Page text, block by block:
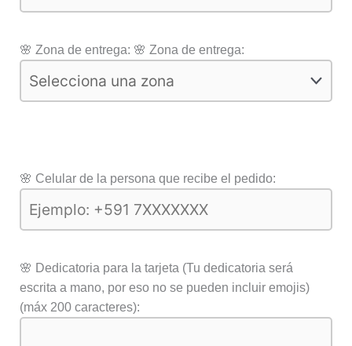
🌸 Zona de entrega: 🌸 Zona de entrega:
🌸 Celular de la persona que recibe el pedido:
🌸 Dedicatoria para la tarjeta (Tu dedicatoria será
escrita a mano, por eso no se pueden incluir emojis)
(máx 200 caracteres):